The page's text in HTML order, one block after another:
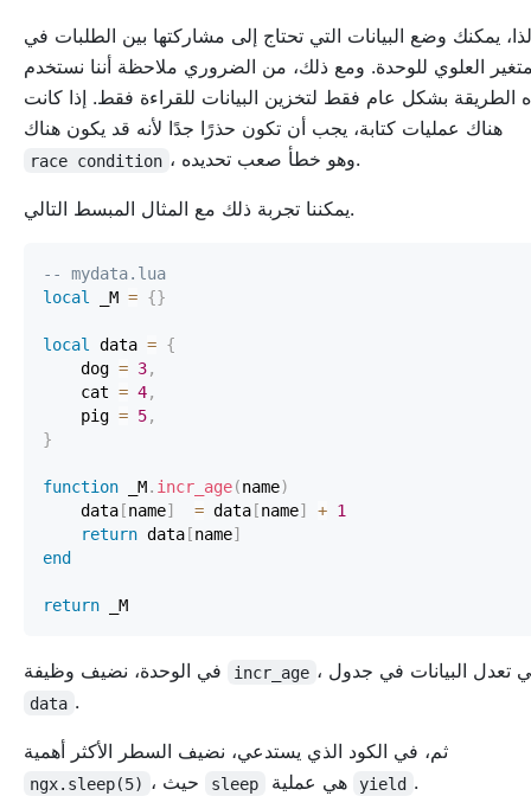
لذا، يمكنك وضع البيانات التي تحتاج إلى مشاركتها بين الطلبات في
العلوي للوحدة. ومع ذلك، من الضروري ملاحظة أننا نستخدم
الطريقة بشكل عام فقط لتخزين البيانات للقراءة فقط. إذا كانت
هناك عمليات كتابة، يجب أن تكون حذرًا جدًا لأنه قد يكون هناك
race condition ، وهو خطأ صعب تحديده.
يمكننا تجربة ذلك مع المثال المبسط التالي.
-- mydata.lua
local _M = {}
local data = {
    dog
= 3,
    cat
= 4,
    pig
= 5,
}
function _M. incr_age(name)
    data
[name] = data [name] + 1
return data [name]
end
return
incr_age تعدل البيانات في جدول
data .
ثم، في الكود الذي يستدعي، نضيف السطر الأكثر أهمية
ngx.sleep(5) sleep هي عملية yield .